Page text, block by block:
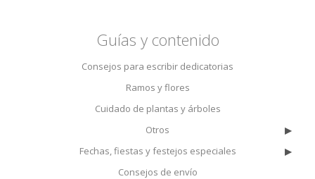
Guías y contenido
Consejos para escribir dedicatorias
Ramos y flores
Cuidado de plantas y árboles
Otros
▸
Fechas, fiestas y festejos especiales ▸
Consejos de envío